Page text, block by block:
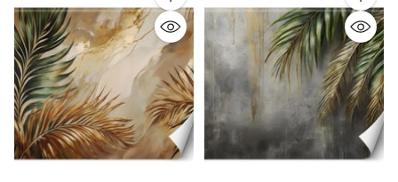
Kiekis Kiekis